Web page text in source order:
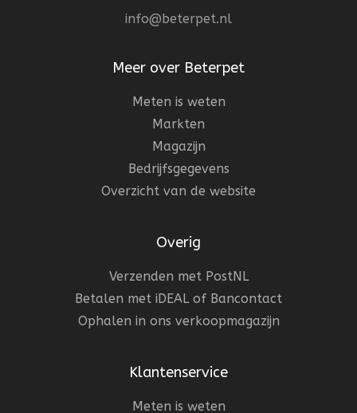
info@beterpet.nl
Meer over Beterpet
Meten is weten
Markten
Magazijn
Bedrijfsgegevens
Overzicht van de website
Overig
Verzenden met PostNL
Betalen met iDEAL of Bancontact
Ophalen in ons verkoopmagazijn
Klantenservice
Meten is weten